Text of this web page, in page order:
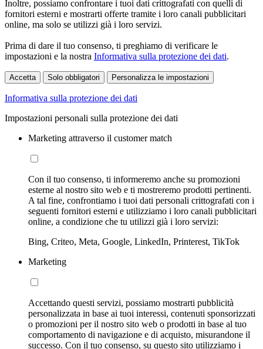
Inoltre, possiamo confrontare i tuoi dati crittografati con quelli di
fornitori esterni e mostrarti offerte tramite i loro canali pubblicitari
online, ma solo se utilizzi già i loro servizi.
Prima di dare il tuo consenso, ti preghiamo di verificare le
impostazioni e la nostra Informativa sulla protezione dei dati.
Accetta Solo obbligatori Personalizza le impostazioni
Informativa sulla protezione dei dati
Impostazioni personali sulla protezione dei dati
Marketing attraverso il customer match
Con il tuo consenso, ti informeremo anche su promozioni
esterne al nostro sito web e ti mostreremo prodotti pertinenti.
A tal fine, confrontiamo i tuoi dati personali crittografati con i
seguenti fornitori esterni e utilizziamo i loro canali pubblicitari
online, a condizione che tu utilizzi già i loro servizi:
Bing, Criteo, Meta, Google, LinkedIn, Printerest, TikTok
Marketing
Accettando questi servizi, possiamo mostrarti pubblicità
personalizzata in base ai tuoi interessi, contenuti sponsorizzati
o promozioni per il nostro sito web o prodotti in base al tuo
comportamento di navigazione e di acquisto, misurandone il
successo. Con il tuo consenso, su questo sito utilizziamo i